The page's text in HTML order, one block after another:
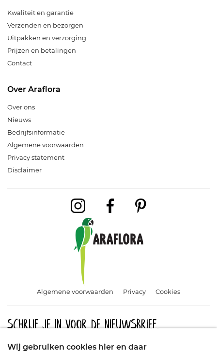
Kwaliteit en garantie
Verzenden en bezorgen
Uitpakken en verzorging
Prijzen en betalingen
Contact
Over Araflora
Over ons
Nieuws
Bedrijfsinformatie
Algemene voorwaarden
Privacy statement
Disclaimer
Algemene voorwaarden Privacy Cookies
Schrijf je in voor de nieuwsbrief.
Meld u aan en blijf op de hoogte van aanbiedingen, promoties
Wij gebruiken cookies hier en daar